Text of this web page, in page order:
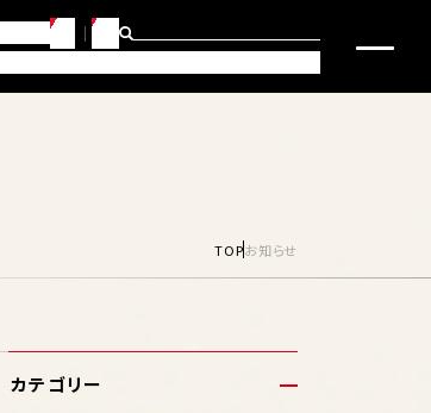
JP EN
TOPお知らせ
カテゴリー